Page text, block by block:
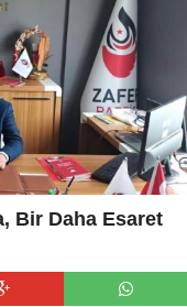
Bir Daha Esaret